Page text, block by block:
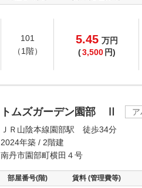
101
（1階）
5.45 万円
(3,500 円)
トムズガーデン園部 Ⅱ
ＪＲ山陰本線園部駅 徒歩34分
2024年築 / 2階建
南丹市園部町横田４号
部屋番号(階) 賃料 (管理費等)